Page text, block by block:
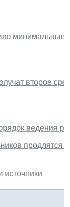
минимальные
второе
ведения
продлятся